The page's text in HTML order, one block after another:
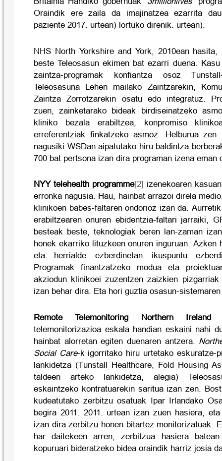
Oraindik ere zaila da imajinatzea ezarrita
paziente 2017. urtean) lortuko direnik. urtean).
NHS North Yorkshire and York, 2010ean
beste Teleosasun ekimen bat ezarri duena.
zaintza-programak konfiantza osoz
Teleosasuna Lehen mailako Zaintzarekin,
Zaintza Zorrotzarekin osatu edo integratuz.
zuen, zainketarako bideak birdiseinatzeko
kliniko bezala erabiltzea, konpromiso
erreferentziak finkatzeko asmoz. Helburua zen
nagusiki WSDan aipatutako hiru baldintza
700 bat pertsona izan dira programan izena eman
NYY telehealth programme[2] izenekoaren
erronka nagusia. Hau, hainbat arrazoi direla
klinikoen babes-faltaren ondorioz izan da.
erabiltzearen onuren ebidentzia-faltari jarraiki,
besteak beste, teknologiak beren lan-zaman
honek ekarriko lituzkeen onuren inguruan. Azken
eta herrialde ezberdinetan ikuspuntu
Programak finantzatzeko modua eta
akziodun klinikoei zuzentzen zaizkien
izan behar dira. Eta hori guztia osasun-
Remote Telemonitoring Northern Ireland
telemonitorizazioa eskala handian eskaini nahi
hainbat alorretan egiten duenaren antzera.
Social Care-k igorritako hiru urtetako eskuratze-
lankidetza (Tunstall Healthcare, Fold Housing
taldeen arteko lankidetza, alegia)
eskaintzeko kontratuarekin saritua izan zen.
kudeatutako zerbitzu osatuak Ipar Irlandako
begira 2011. 2011. urtean izan zuen hasiera,
izan dira zerbitzu honen bitartez monitorizatuak.
har daitekeen arren, zerbitzua hasiera
kopuruari bideratzeko bidea oraindik harriz josia